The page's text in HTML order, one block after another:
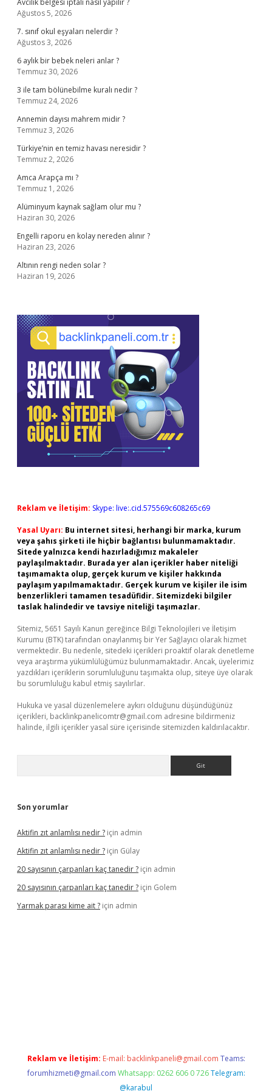
Avcılık belgesi iptali nasıl yapılır ?
Ağustos 5, 2026
7. sınıf okul eşyaları nelerdir ?
Ağustos 3, 2026
6 aylık bir bebek neleri anlar ?
Temmuz 30, 2026
3 ile tam bölünebilme kuralı nedir ?
Temmuz 24, 2026
Annemin dayısı mahrem midir ?
Temmuz 3, 2026
Türkiye’nin en temiz havası neresidir ?
Temmuz 2, 2026
Amca Arapça mı ?
Temmuz 1, 2026
Alüminyum kaynak sağlam olur mu ?
Haziran 30, 2026
Engelli raporu en kolay nereden alınır ?
Haziran 23, 2026
Altının rengi neden solar ?
Haziran 19, 2026
Reklam ve İletişim: Skype: live:.cid.575569c608265c69
Yasal Uyarı: Bu internet sitesi, herhangi bir marka, kurum
veya şahıs şirketi ile hiçbir bağlantısı bulunmamaktadır.
Sitede yalnızca kendi hazırladığımız makaleler
paylaşılmaktadır. Burada yer alan içerikler haber niteliği
taşımamakta olup, gerçek kurum ve kişiler hakkında
paylaşım yapılmamaktadır. Gerçek kurum ve kişiler ile isim
benzerlikleri tamamen tesadüfidir. Sitemizdeki bilgiler
taslak halindedir ve tavsiye niteliği taşımazlar.
Sitemiz, 5651 Sayılı Kanun gereğince Bilgi Teknolojileri ve İletişim
Kurumu (BTK) tarafından onaylanmış bir Yer Sağlayıcı olarak hizmet
vermektedir. Bu nedenle, sitedeki içerikleri proaktif olarak denetleme
veya araştırma yükümlülüğümüz bulunmamaktadır. Ancak, üyelerimiz
yazdıkları içeriklerin sorumluluğunu taşımakta olup, siteye üye olarak
bu sorumluluğu kabul etmiş sayılırlar.
Hukuka ve yasal düzenlemelere aykırı olduğunu düşündüğünüz
içerikleri, backlinkpanelicomtr@gmail.com adresine bildirmeniz
halinde, ilgili içerikler yasal süre içerisinde sitemizden kaldırılacaktır.
Son yorumlar
Aktifin zıt anlamlısı nedir ? için admin
Aktifin zıt anlamlısı nedir ? için Gülay
20 sayısının çarpanları kaç tanedir ? için admin
20 sayısının çarpanları kaç tanedir ? için Golem
Yarmak parası kime ait ? için admin
Reklam ve İletişim: E-mail: backlinkpaneli@gmail.com Teams:
forumhizmeti@gmail.com Whatsapp: 0262 606 0 726 Telegram:
@karabul